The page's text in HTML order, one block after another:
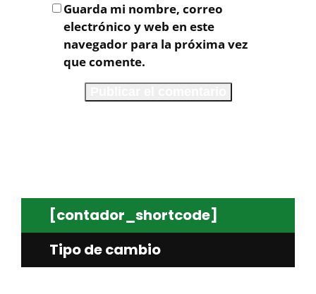
Guarda mi nombre, correo
electrónico y web en este
navegador para la próxima vez
que comente.
[contador_shortcode]
Tipo de cambio